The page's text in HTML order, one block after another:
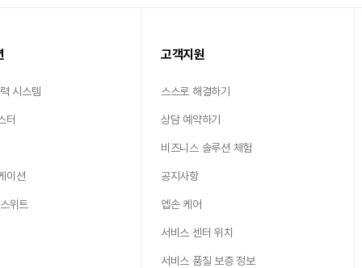
시스템
터
이션
위트
고객지원
스스로 해결하기
상담 예약하기
비즈니스 솔루션 체험
공지사항
엡손 케어
서비스 센터 위치
서비스 품질 보증 정보